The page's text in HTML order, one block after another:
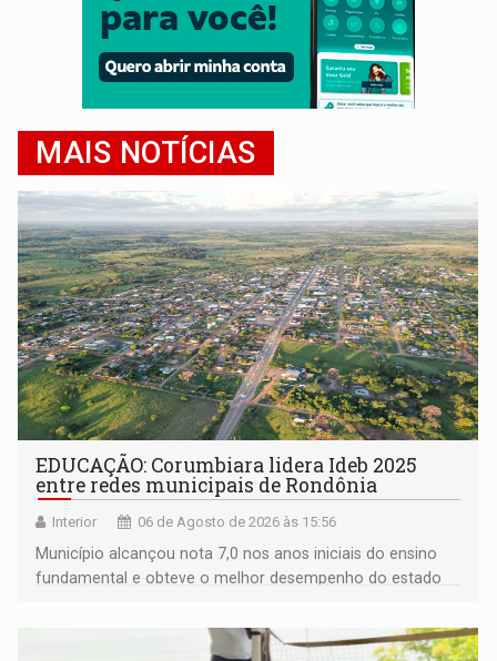
MAIS NOTÍCIAS
EDUCAÇÃO: Corumbiara lidera Ideb 2025
entre redes municipais de Rondônia
Interior 06 de Agosto de 2026 às 15:56
Município alcançou nota 7,0 nos anos iniciais do ensino
fundamental e obteve o melhor desempenho do estado